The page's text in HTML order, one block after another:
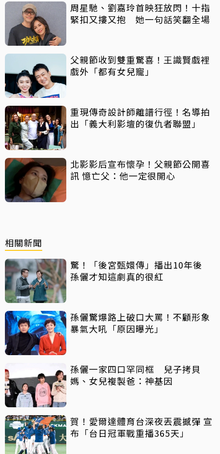
周星馳、劉嘉玲首映狂放閃！十指
緊扣又摟又抱 她一句話笑翻全場
父親節收到雙重驚喜！王識賢戲裡
戲外「都有女兒寵」
重現傳奇設計師離譜行徑！名導拍
出「義大利影壇的復仇者聯盟」
北影影后宣布懷孕！父親節公開喜
訊 憶亡父：他一定很開心
相關新聞
驚！「後宮甄嬛傳」播出10年後
孫儷才知這劇真的很紅
孫儷驚爆路上破口大罵！不顧形象
暴氣大吼「原因曝光」
孫儷一家四口罕同框 兒子拷貝
媽、女兒複製爸：神基因
賀！愛爾達體育台深夜丟震撼彈 宣
布「台日冠軍戰重播365天」